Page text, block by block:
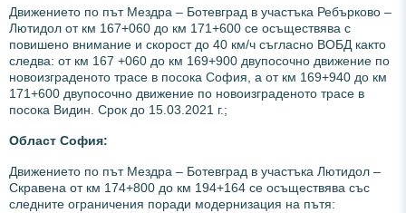
Движението по път Мездра – Ботевград в участъка Ребърково –
Лютидол от км 167+060 до км 171+600 се осъществява с
повишено внимание и скорост до 40 км/ч съгласно ВОБД както
следва: от км 167 +060 до км 169+900 двупосочно движение по
новоизграденото трасе в посока София, а от км 169+940 до км
171+600 двупосочно движение по новоизграденото трасе в
посока Видин. Срок до 15.03.2021 г.;
Област София:
Движението по път Мездра – Ботевград в участъка Лютидол –
Скравена от км 174+800 до км 194+164 се осъществява със
следните ограничения поради модернизация на пътя: